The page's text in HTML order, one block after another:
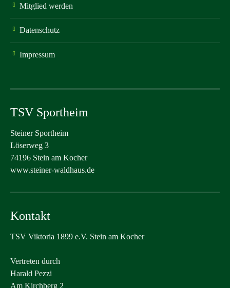
Mitglied werden
Datenschutz
Impressum
TSV Sportheim
Steiner Sportheim
Löserweg 3
74196 Stein am Kocher
www.steiner-waldhaus.de
Kontakt
TSV Viktoria 1899 e.V. Stein am Kocher
Vertreten durch
Harald Pezzi
Am Kirchberg 2